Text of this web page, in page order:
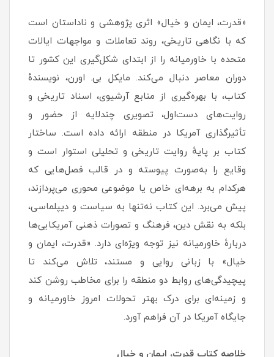
«قدرت، ایمان و خیال» اثری پژوهشی و ناداستان است
که با نگاهی تاریخی، روند تعاملات و مواجهات ایالات
متحده با خاورمیانه را از ابتدای شکل‌گیری این کشور تا
دوران معاصر دنبال می‌کند. مایکل بی. اورن، نویسندهٔ
کتاب، با بهره‌گیری از منابع آرشیوی، اسناد تاریخی و
روایت‌های دست‌اول، تصویری چندلایه از حضور و
تأثیرگذاری آمریکا در منطقه ارائه داده است. ساختار
کتاب بر پایهٔ روایت تاریخی و تحلیلی استوار است و
وقایع را به‌صورت پیوسته و در قالب فصل‌هایی که
هرکدام به برهه‌ای خاص یا موضوعی محوری می‌پردازند،
پیش می‌برد. این کتاب نه‌تنها به سیاست و دیپلماسی،
بلکه به نقش دین، فرهنگ و تصورات ذهنی آمریکایی‌ها
دربارهٔ خاورمیانه نیز توجه ویژه‌ای دارد. «قدرت، ایمان و
خیال» با زبانی روایی و مستند، تلاش می‌کند تا
پیچیدگی‌های روابط دو منطقه را برای مخاطب روشن کند
و زمینه‌ای برای درک بهتر تحولات امروز خاورمیانه و
جایگاه آمریکا در آن فراهم آورد.
خلاصه کتاب قدرت، ایمان و خیال